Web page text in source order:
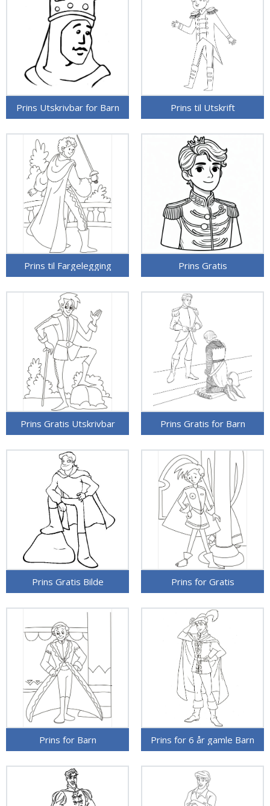
Prins Utskrivbar for Barn Prins til Utskrift
Prins til Fargelegging Prins Gratis
Prins Gratis Utskrivbar Prins Gratis for Barn
Prins Gratis Bilde Prins for Gratis
Prins for Barn Prins for 6 år gamle Barn